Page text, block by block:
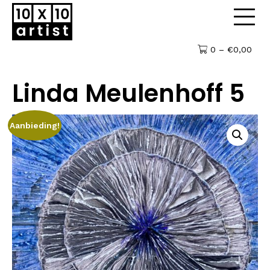
0 – €0,00
Linda Meulenhoff 5
Aanbieding!